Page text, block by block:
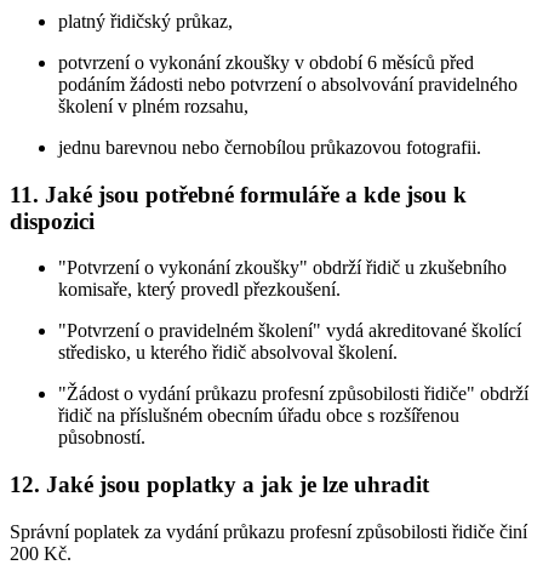
platný řidičský průkaz,
potvrzení o vykonání zkoušky v období 6 měsíců před
podáním žádosti nebo potvrzení o absolvování pravidelného
školení v plném rozsahu,
jednu barevnou nebo černobílou průkazovou fotografii.
11. Jaké jsou potřebné formuláře a kde jsou k
dispozici
"Potvrzení o vykonání zkoušky" obdrží řidič u zkušebního
komisaře, který provedl přezkoušení.
"Potvrzení o pravidelném školení" vydá akreditované školící
středisko, u kterého řidič absolvoval školení.
"Žádost o vydání průkazu profesní způsobilosti řidiče" obdrží
řidič na příslušném obecním úřadu obce s rozšířenou
působností.
12. Jaké jsou poplatky a jak je lze uhradit
Správní poplatek za vydání průkazu profesní způsobilosti řidiče činí
200 Kč.